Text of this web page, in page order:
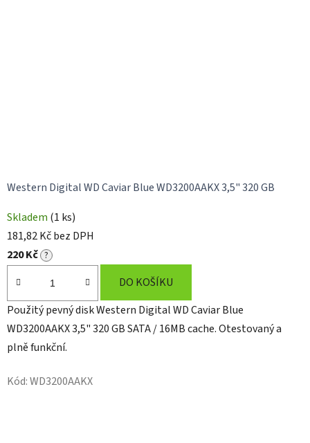
Western Digital WD Caviar Blue WD3200AAKX 3,5" 320 GB
hodnocení
produktu
je
5,0
z
5
hvězdiček.
Skladem (1 ks)
181,82 Kč bez DPH
220 Kč ?
DO KOŠÍKU
Použitý pevný disk Western Digital WD Caviar Blue
WD3200AAKX 3,5" 320 GB SATA / 16MB cache. Otestovaný a
plně funkční.
Kód:WD3200AAKX